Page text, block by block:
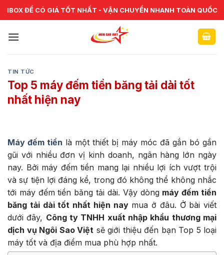
Skip
to
CHUYÊN CUNG CẤP VÀ SỬA CHỮA VẬT TƯ NGÂN HÀNG TOÀN
QUỐC
TIN TỨC
Top 5 máy đếm tiền băng tải dài tốt
nhất hiện nay
Máy đếm tiền là một thiết bị máy móc đã gắn bó gần
gũi với nhiều đơn vị kinh doanh, ngân hàng lớn ngày
nay. Bởi máy đếm tiền mang lại nhiều lợi ích vượt trội
và sự tiện lợi đáng kể, trong đó không thể không nhắc
tới máy đếm tiền băng tải dài. Vậy dòng máy đếm tiền
băng tải dài tốt nhất hiện naymua ở đâu. Ở bài viết
dưới đây, Công ty TNHH xuất nhập khẩu thương mại
dịch vụ Ngôi Sao Việt sẽ giới thiệu đến bạn Top 5 loại
máy tốt và địa điểm mua phù hợp nhất.
IBOX ĐỂ CÓ GIÁ TỐT NHẤT - VẬN CHUYỂN NHANH TOÀN QUỐC